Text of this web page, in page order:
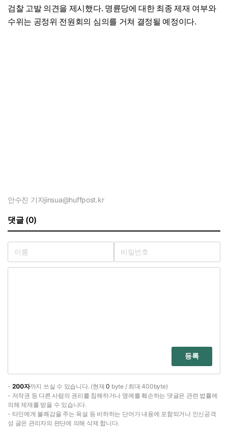
검찰 고발 의견을 제시했다. 명륜당에 대한 최종 제재 여부와
수위는 공정위 전원회의 심의를 거쳐 결정될 예정이다.
안수진 기자jinsua@huffpost.kr
댓글 (0)
등록
- 200자까지 쓰실 수 있습니다. (현재0 byte / 최대 400byte)
- 저작권 등 다른 사람의 권리를 침해하거나 명예를 훼손하는 댓글은 관련 법률에
의해 제재를 받을 수 있습니다.
- 타인에게 불쾌감을 주는 욕설 등 비하하는 단어가 내용에 포함되거나 인신공격
성 글은 관리자의 판단에 의해 삭제 합니다.